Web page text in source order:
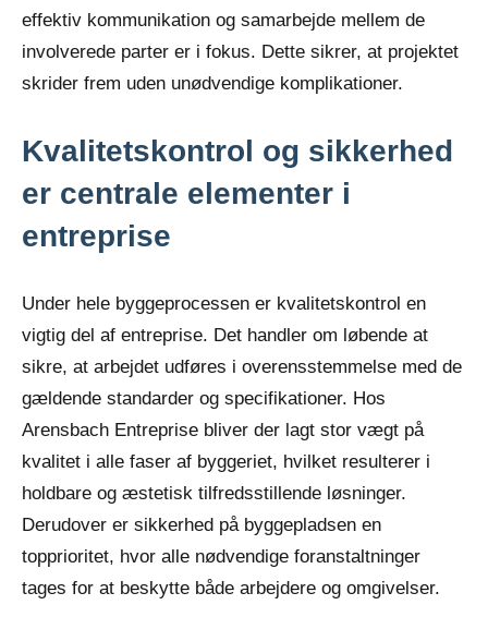
effektiv kommunikation og samarbejde mellem de
involverede parter er i fokus. Dette sikrer, at projektet
skrider frem uden unødvendige komplikationer.
Kvalitetskontrol og sikkerhed
er centrale elementer i
entreprise
Under hele byggeprocessen er kvalitetskontrol en
vigtig del af entreprise. Det handler om løbende at
sikre, at arbejdet udføres i overensstemmelse med de
gældende standarder og specifikationer. Hos
Arensbach Entreprise bliver der lagt stor vægt på
kvalitet i alle faser af byggeriet, hvilket resulterer i
holdbare og æstetisk tilfredsstillende løsninger.
Derudover er sikkerhed på byggepladsen en
topprioritet, hvor alle nødvendige foranstaltninger
tages for at beskytte både arbejdere og omgivelser.